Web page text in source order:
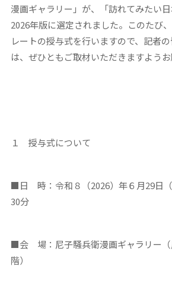
漫画ギャラリー」が、「訪れてみたい日
2026年版に選定されました。このたび
レートの授与式を行いますので、記者
は、ぜひともご取材いただきますようお
１ 授与式について
■日 時：令和８（2026）年６月29日
30分
■会 場：尼子騒兵衛漫画ギャラリー（
階）